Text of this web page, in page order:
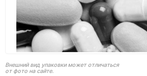
Внешний вид упаковки может отличаться
от фото на сайте.